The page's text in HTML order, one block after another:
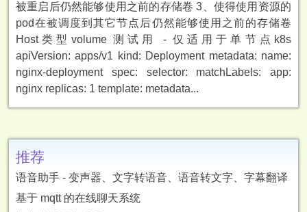
被重启后仍然能够使用之前的存储卷 3、使得使用资源的
pod在被调度到其它节点后仍然能够使用之前的存储卷
Host类型volume 测试用 - 仅适用于单节点k8s
apiVersion: apps/v1 kind: Deployment metadata: name:
nginx-deployment spec: selector: matchLabels: app:
nginx replicas: 1 template: metadata...
推荐
语音助手 - 变声器、文字转语音、语音转文字、字幕翻译
基于 mqtt 的在线聊天系统